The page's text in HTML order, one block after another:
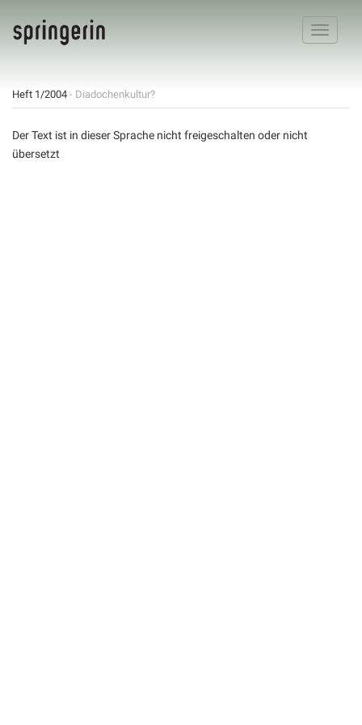
Toggle
Heft 1/2004 - Diadochenkultur?
Der Text ist in dieser Sprache nicht freigeschalten oder nicht
übersetzt